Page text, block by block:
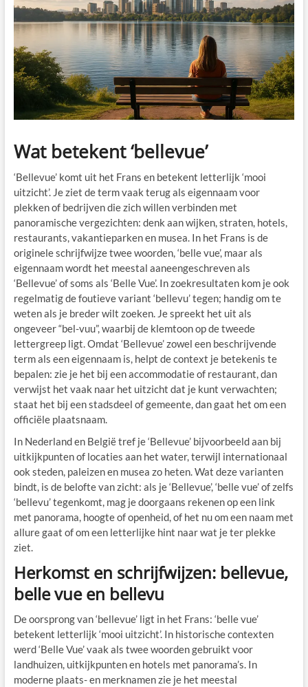
Wat betekent ‘bellevue’
‘Bellevue’ komt uit het Frans en betekent letterlijk ‘mooi
uitzicht’. Je ziet de term vaak terug als eigennaam voor
plekken of bedrijven die zich willen verbinden met
panoramische vergezichten: denk aan wijken, straten, hotels,
restaurants, vakantieparken en musea. In het Frans is de
originele schrijfwijze twee woorden, ‘belle vue’, maar als
eigennaam wordt het meestal aaneengeschreven als
‘Bellevue’ of soms als ‘Belle Vue’. In zoekresultaten kom je ook
regelmatig de foutieve variant ‘bellevu’ tegen; handig om te
weten als je breder wilt zoeken. Je spreekt het uit als
ongeveer “bel-vuu”, waarbij de klemtoon op de tweede
lettergreep ligt. Omdat ‘Bellevue’ zowel een beschrijvende
term als een eigennaam is, helpt de context je betekenis te
bepalen: zie je het bij een accommodatie of restaurant, dan
verwijst het vaak naar het uitzicht dat je kunt verwachten;
staat het bij een stadsdeel of gemeente, dan gaat het om een
officiële plaatsnaam.
In Nederland en België tref je ‘Bellevue’ bijvoorbeeld aan bij
uitkijkpunten of locaties aan het water, terwijl internationaal
ook steden, paleizen en musea zo heten. Wat deze varianten
bindt, is de belofte van zicht: als je ‘Bellevue’, ‘belle vue’ of zelfs
‘bellevu’ tegenkomt, mag je doorgaans rekenen op een link
met panorama, hoogte of openheid, of het nu om een naam met
allure gaat of om een letterlijke hint naar wat je ter plekke
ziet.
Herkomst en schrijfwijzen: bellevue,
belle vue en bellevu
De oorsprong van ‘bellevue’ ligt in het Frans: ‘belle vue’
betekent letterlijk ‘mooi uitzicht’. In historische contexten
werd ‘Belle Vue’ vaak als twee woorden gebruikt voor
landhuizen, uitkijkpunten en hotels met panorama’s. In
moderne plaats- en merknamen zie je het meestal